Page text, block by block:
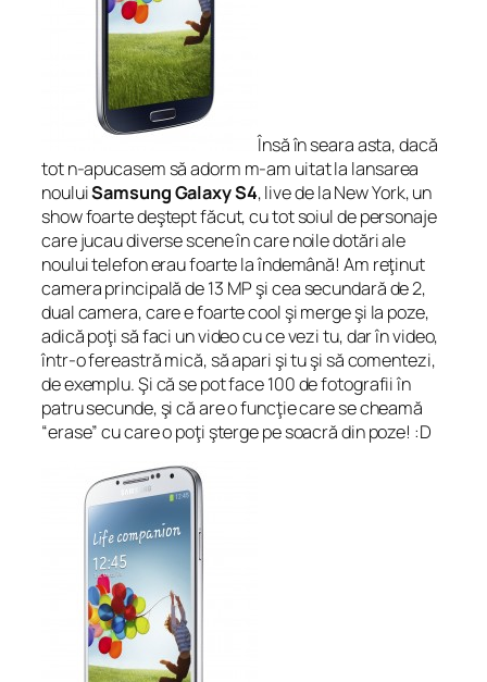
Însă în seara asta, dacă
tot n-apucasem să adorm m-am uitat la lansarea
nouluiSamsung Galaxy S4, live de la New York, un
show foarte deştept făcut, cu tot soiul de personaje
care jucau diverse scene în care noile dotări ale
noului telefon erau foarte la îndemână! Am reţinut
camera principală de 13 MP şi cea secundară de 2,
dual camera, care e foarte cool şi merge şi la poze,
adică poţi să faci un video cu ce vezi tu, dar în video,
într-o fereastră mică, să apari şi tu şi să comentezi,
de exemplu. Şi că se pot face 100 de fotografii în
patru secunde, şi că are o funcţie care se cheamă
“erase” cu care o poţi şterge pe soacră din poze! :D